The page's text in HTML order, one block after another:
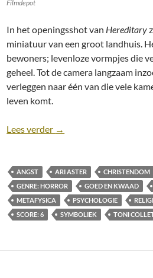
Filmdepot
In het openingsshot van Hereditary
miniatuur van een groot landhuis.
bewoners; levenloze vormpjes die
geheel. Tot de camera langzaam
verleggen naar één van die vele
leven komt.
Lees verder Recensie: Hereditary
→
ANGST ARI ASTER CHRISTENDOM
GENRE: HORROR
GOED EN KWAAD
METAFYSICA
PSYCHOLOGIE
SCORE: 6
SYMBOLIEK TONI